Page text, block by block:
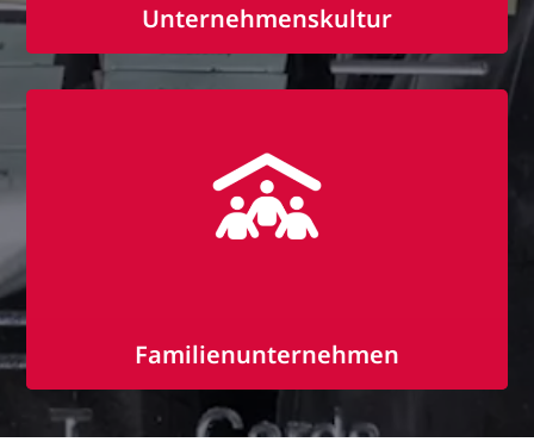
Unternehmenskultur
Mitarbeiterevents und Ausflüge
Du-Kultur
Familienunternehmen
Flache Hierarchien
Familiäres Betriebsklima